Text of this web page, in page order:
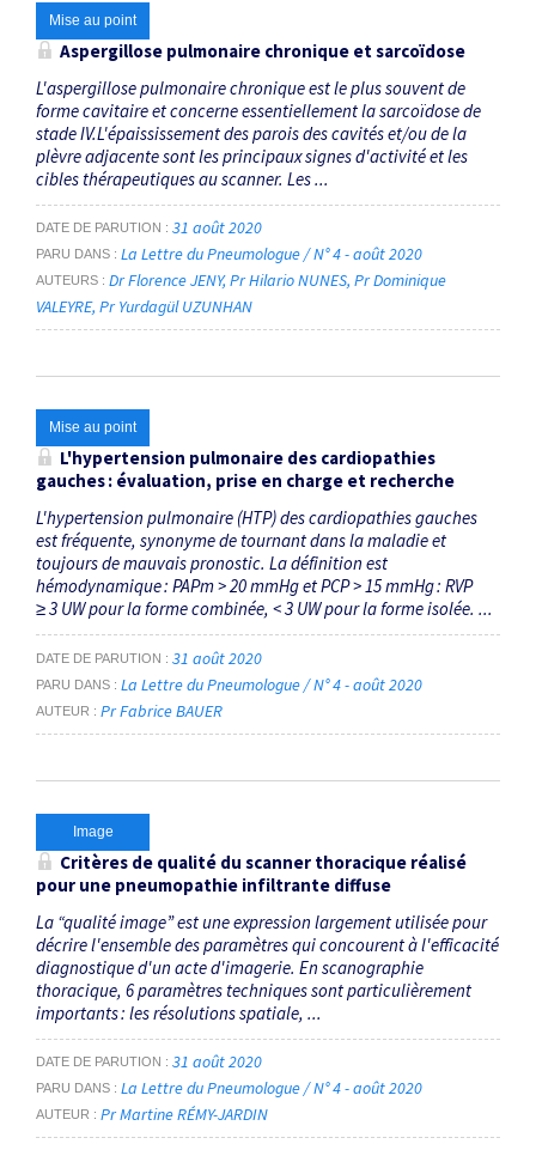
Mise au point
Aspergillose pulmonaire chronique et sarcoïdose
L'aspergillose pulmonaire chronique est le plus souvent de
forme cavitaire et concerne essentiellement la sarcoïdose de
stade IV.L'épaississement des parois des cavités et/ou de la
plèvre adjacente sont les principaux signes d'activité et les
cibles thérapeutiques au scanner. Les ...
DATE DE PARUTION 31 août 2020
PARU DANS La Lettre du Pneumologue / N° 4 - août 2020
AUTEURS Dr Florence JENY Pr Hilario NUNES Pr Dominique
VALEYRE Pr Yurdagül UZUNHAN
Mise au point
L'hypertension pulmonaire des cardiopathies
gauches : évaluation, prise en charge et recherche
L'hypertension pulmonaire (HTP) des cardiopathies gauches
est fréquente, synonyme de tournant dans la maladie et
toujours de mauvais pronostic. La définition est
hémodynamique : PAPm > 20 mmHg et PCP > 15 mmHg : RVP
≥ 3 UW pour la forme combinée, < 3 UW pour la forme isolée. ...
DATE DE PARUTION 31 août 2020
PARU DANS La Lettre du Pneumologue / N° 4 - août 2020
AUTEUR Pr Fabrice BAUER
Image
Critères de qualité du scanner thoracique réalisé
pour une pneumopathie infiltrante diffuse
La “qualité image” est une expression largement utilisée pour
décrire l'ensemble des paramètres qui concourent à l'efficacité
diagnostique d'un acte d'imagerie. En scanographie
thoracique, 6 paramètres techniques sont particulièrement
importants : les résolutions spatiale, ...
DATE DE PARUTION 31 août 2020
PARU DANS La Lettre du Pneumologue / N° 4 - août 2020
AUTEUR Pr Martine RÉMY-JARDIN